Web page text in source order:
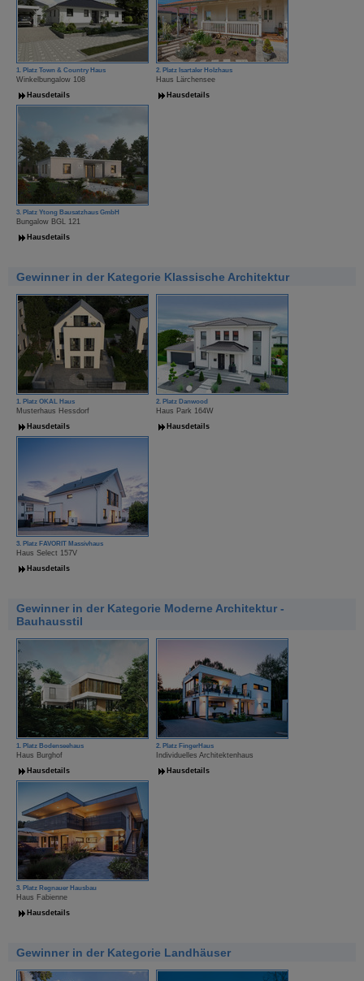
1. Platz Town & Country Haus
Winkelbungalow 108
Hausdetails
2. Platz Isartaler Holzhaus
Haus Lärchensee
Hausdetails
3. Platz Ytong Bausatzhaus GmbH
Bungalow BGL 121
Hausdetails
Gewinner in der Kategorie Klassische Architektur
1. Platz OKAL Haus
Musterhaus Hessdorf
Hausdetails
2. Platz Danwood
Haus Park 164W
Hausdetails
3. Platz FAVORIT Massivhaus
Haus Select 157V
Hausdetails
Gewinner in der Kategorie Moderne Architektur -
Bauhausstil
1. Platz Bodenseehaus
Haus Burghof
Hausdetails
2. Platz FingerHaus
Individuelles Architektenhaus
Hausdetails
3. Platz Regnauer Hausbau
Haus Fabienne
Hausdetails
Gewinner in der Kategorie Landhäuser